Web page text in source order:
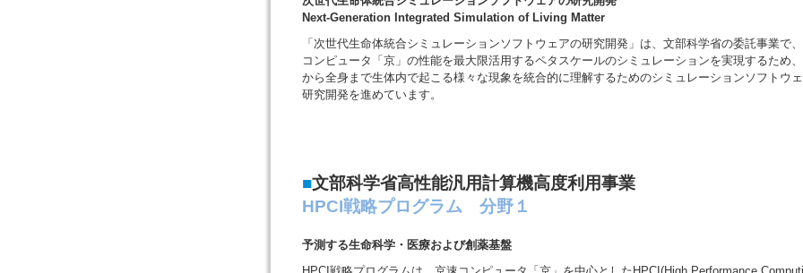
Next-Generation Integrated Simulation of Living Matter
「次世代生命体統合シミュレーションソフトウェアの研究開発」は、文部科学省の委託事業で
コンピュータ「京」の性能を最大限活用するペタスケールのシミュレーションを実現するため
から全身まで生体内で起こる様々な現象を統合的に理解するためのシミュレーションソフトウ
研究開発を進めています。
■文部科学省高性能汎用計算機高度利用事業
HPCI戦略プログラム 分野１
予測する生命科学・医療および創薬基盤